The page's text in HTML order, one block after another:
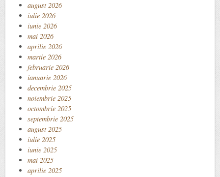
august 2026
iulie 2026
iunie 2026
mai 2026
aprilie 2026
martie 2026
februarie 2026
ianuarie 2026
decembrie 2025
noiembrie 2025
octombrie 2025
septembrie 2025
august 2025
iulie 2025
iunie 2025
mai 2025
aprilie 2025